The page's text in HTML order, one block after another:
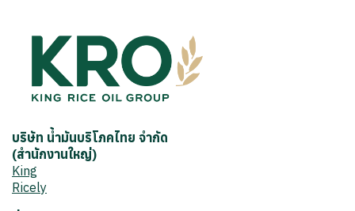
บริษัท น้ำมันบริโภคไทย จำกัด
(สำนักงานใหญ่)
King
Ricely